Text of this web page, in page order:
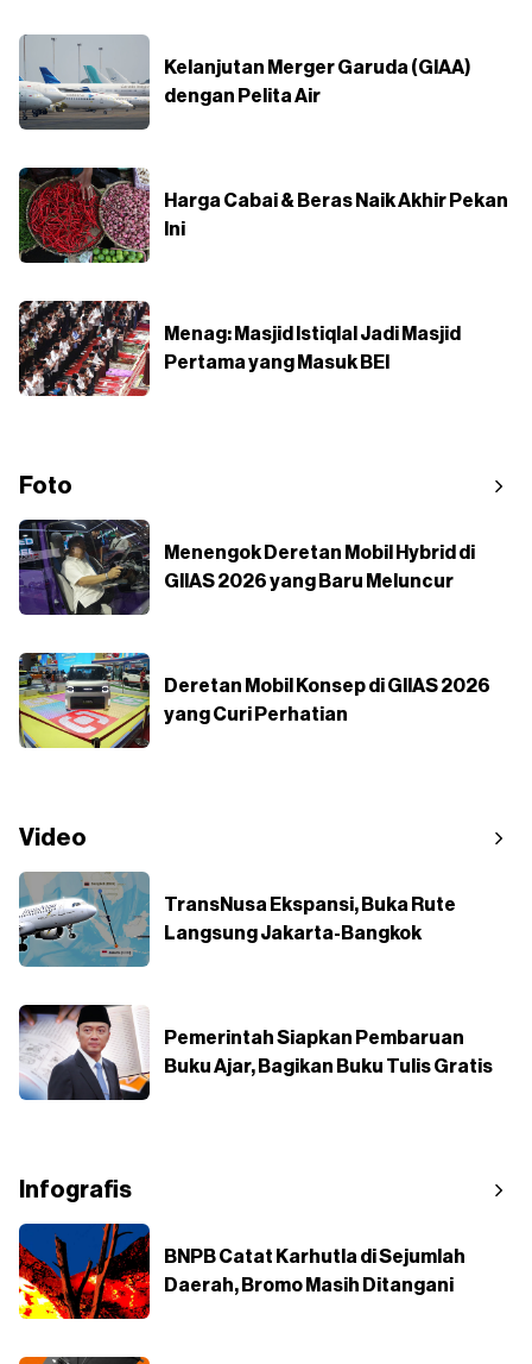
Kelanjutan Merger Garuda (GIAA)
dengan Pelita Air
Harga Cabai & Beras Naik Akhir Pekan
Ini
Menag: Masjid Istiqlal Jadi Masjid
Pertama yang Masuk BEI
Foto
Menengok Deretan Mobil Hybrid di
GIIAS 2026 yang Baru Meluncur
Deretan Mobil Konsep di GIIAS 2026
yang Curi Perhatian
Video
TransNusa Ekspansi, Buka Rute
Langsung Jakarta-Bangkok
Pemerintah Siapkan Pembaruan
Buku Ajar, Bagikan Buku Tulis Gratis
Infografis
BNPB Catat Karhutla di Sejumlah
Daerah, Bromo Masih Ditangani